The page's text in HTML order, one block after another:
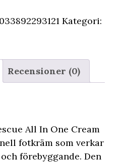
Kategori:
Recensioner (0)
All In One Cream
fotkräm som verkar
förebyggande. Den